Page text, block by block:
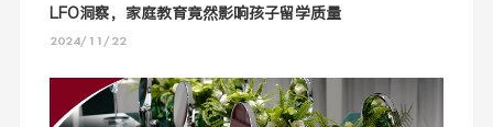
LFO洞察，家庭教育竟然影响孩子留学质量
2024/11/22